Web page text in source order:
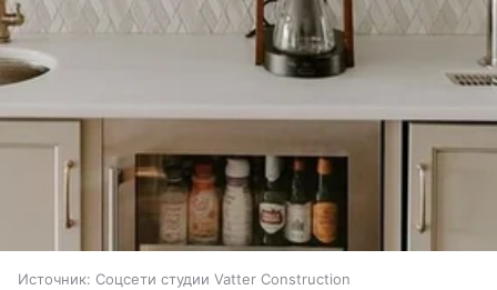
Источник: Соцсети студии Vatter Construction